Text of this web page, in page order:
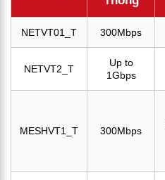
NETVT01_T 300Mbps
NETVT2_T
Up to
1Gbps
MESHVT1_T 300Mbps